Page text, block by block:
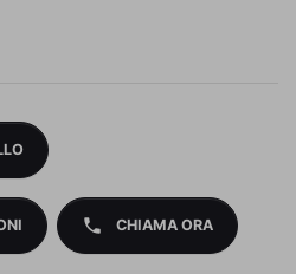
phone CHIAMA ORA